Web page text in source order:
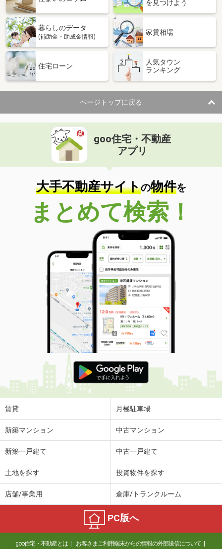
を見つけよう
暮らしのデータ
(補助金・助成金情報)
家賃相場
住宅ローン
人気タウン
ランキング
ページトップに戻る
goo住宅・不動産
アプリ
大手不動産サイトの物件を
まとめて検索！
賃貸 月極駐車場
新築マンション 中古マンション
新築一戸建て 中古一戸建て
土地を探す 投資物件を探す
店舗/事業用 倉庫/トランクルーム
PC版へ
goo住宅・不動産とは お客さまご利用端末からの情報の外部送信について